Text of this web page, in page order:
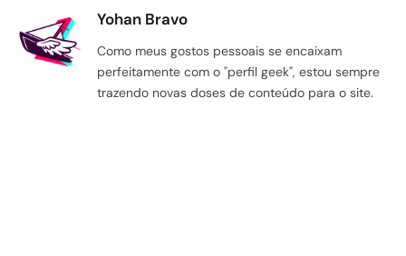
Yohan Bravo
Como meus gostos pessoais se encaixam
perfeitamente com o "perfil geek", estou sempre
trazendo novas doses de conteúdo para o site.